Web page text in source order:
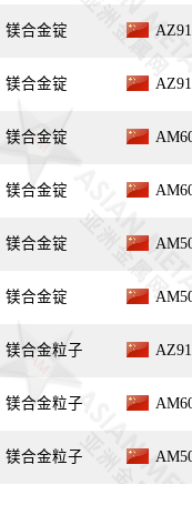
镁合金锭
镁合金锭
镁合金锭
镁合金锭
镁合金锭
镁合金锭
镁合金粒子
镁合金粒子
镁合金粒子